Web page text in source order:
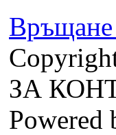
Връщане
ЗА
Powered